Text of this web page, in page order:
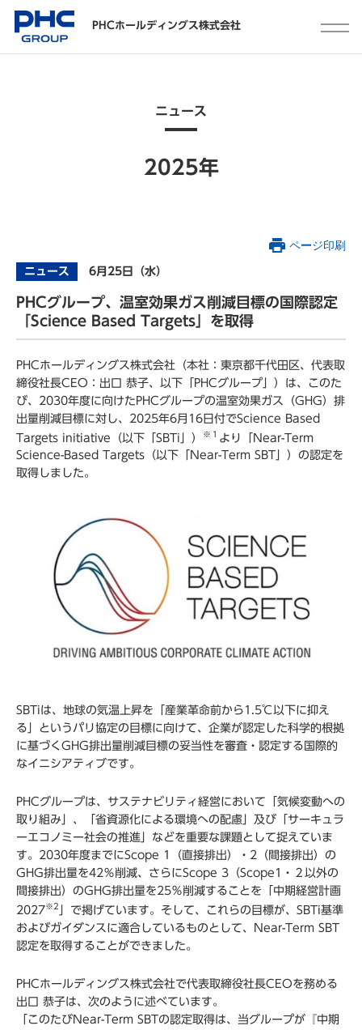
PHCホールディングス株式会社
ニュース
2025年
ページ印刷
ニュース 6月25日（水）
PHCグループ、温室効果ガス削減目標の国際認定
「Science Based Targets」を取得
PHCホールディングス株式会社（本社：東京都千代田区、代表取
締役社長CEO：出口 恭子、以下「PHCグループ」）は、このた
び、2030年度に向けたPHCグループの温室効果ガス（GHG）排
出量削減目標に対し、2025年6月16日付でScience Based
Targets initiative（以下「SBTi」）
※１ より「Near-Term
Science-Based Targets（以下「Near-Term SBT」）の認定を
取得しました。
SBTiは、地球の気温上昇を「産業革命前から1.5℃以下に抑え
る」というパリ協定の目標に向けて、企業が認定した科学的根拠
に基づくGHG排出量削減目標の妥当性を審査・認定する国際的
なイニシアティブです。
PHCグループは、サステナビリティ経営において「気候変動への
取り組み」、「省資源化による環境への配慮」及び「サーキュラ
ーエコノミー社会の推進」などを重要な課題として捉えていま
す。2030年度までにScope 1（直接排出）・2（間接排出）の
GHG排出量を42％削減、さらにScope 3（Scope1・２以外の
間接排出）のGHG排出量を25％削減することを「中期経営計画
2027※2
」で掲げています。そして、これらの目標が、SBTi基準
およびガイダンスに適合しているものとして、Near-Term SBT
認定を取得することができました。
PHCホールディングス株式会社で代表取締役社長CEOを務める
出口 恭子は、次のように述べています。
「このたびNear-Term SBTの認定取得は、当グループが『中期